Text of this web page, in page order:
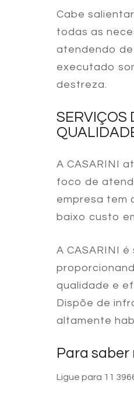
Cabe
todas as
atendendo
executado
destreza.
SERVIÇOS
A CASARINI
foco de
empresa tem
baixo custo
A CASARINI
qualidade e
Dispõe de
altamente
Para saber
Ligue para 11